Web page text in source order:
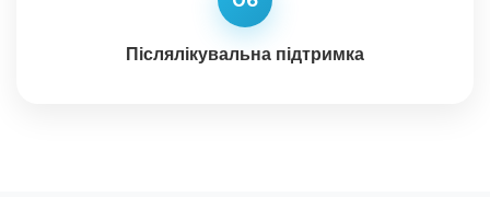
Післялікувальна підтримка